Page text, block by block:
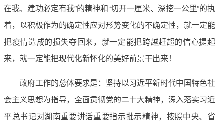
在我、建功必定有我”的精神和“切开一厘米、深挖一公里”的执
着，以积极作为的确定性应对形势变化的不确定性，就一定能
把疫情造成的损失夺回来，就一定能把跨越赶超的信心提起
来，就一定能把现代化新怀化的美好前景干出来！
政府工作的总体要求是：坚持以习近平新时代中国特色社
会主义思想为指导，全面贯彻党的二十大精神，深入落实习近
平总书记对湖南重要讲话重要指示批示精神，按照中央、省